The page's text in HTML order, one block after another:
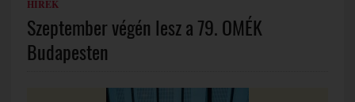
HÍREK
Szeptember végén lesz a 79. OMÉK
Budapesten